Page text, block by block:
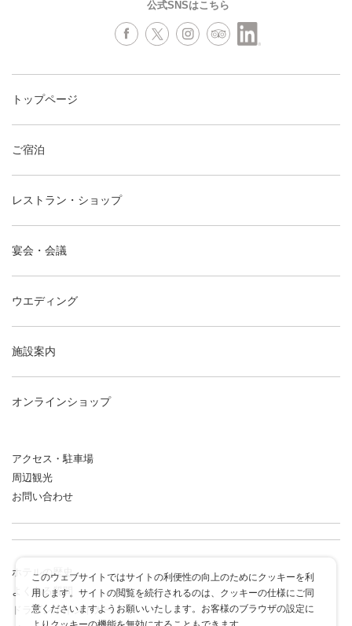
このウェブサイトではサイトの利便性の向上のためにクッキーを利
用します。サイトの閲覧を続行されるのは、クッキーの仕様にご同
意くださいますようお願いいたします。お客様のブラウザの設定に
公式SNSはこちら
トップページ
ご宿泊
レストラン・ショップ
宴会・会議
ウエディング
施設案内
オンラインショップ
アクセス・駐車場
周辺観光
お問い合わせ
ホテルの歴史
よくある質問
ドラゴンポイントカード